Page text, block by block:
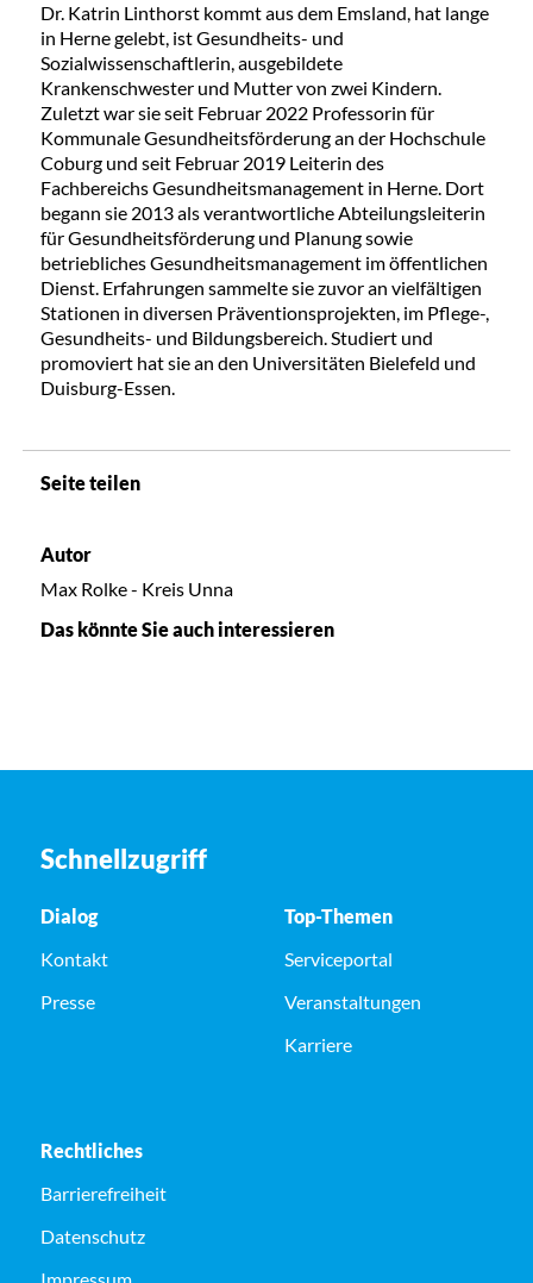
Dr. Katrin Linthorst kommt aus dem Emsland, hat lange
in Herne gelebt, ist Gesundheits- und
Sozialwissenschaftlerin, ausgebildete
Krankenschwester und Mutter von zwei Kindern.
Zuletzt war sie seit Februar 2022 Professorin für
Kommunale Gesundheitsförderung an der Hochschule
Coburg und seit Februar 2019 Leiterin des
Fachbereichs Gesundheitsmanagement in Herne. Dort
begann sie 2013 als verantwortliche Abteilungsleiterin
für Gesundheitsförderung und Planung sowie
betriebliches Gesundheitsmanagement im öffentlichen
Dienst. Erfahrungen sammelte sie zuvor an vielfältigen
Stationen in diversen Präventionsprojekten, im Pflege-,
Gesundheits- und Bildungsbereich. Studiert und
promoviert hat sie an den Universitäten Bielefeld und
Duisburg-Essen.
Seite teilen
Autor
Max Rolke - Kreis Unna
Das könnte Sie auch interessieren
Schnellzugriff
Dialog
Kontakt
Presse
Top-Themen
Serviceportal
Veranstaltungen
Karriere
Rechtliches
Barrierefreiheit
Datenschutz